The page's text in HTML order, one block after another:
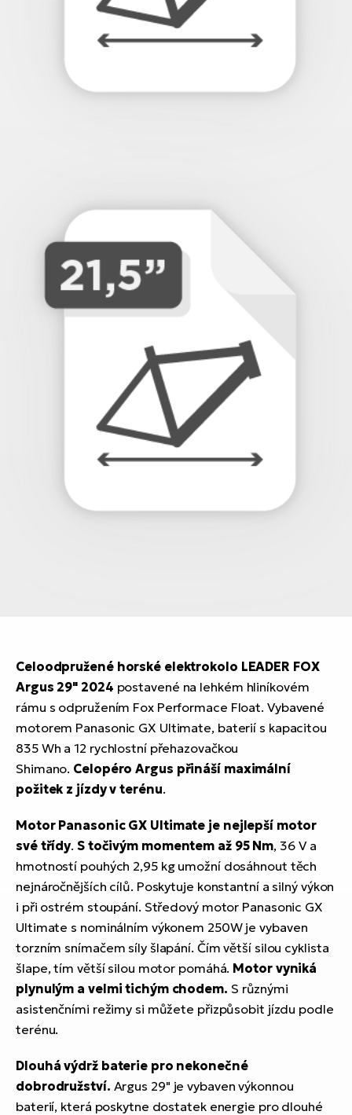
Celoodpružené horské elektrokolo LEADER FOX
Argus 29" 2024 postavené na lehkém hliníkovém
rámu s odpružením Fox Performace Float. Vybavené
motorem Panasonic GX Ultimate, baterií s kapacitou
835 Wh a 12 rychlostní přehazovačkou
Shimano. Celopéro Argus přináší maximální
požitek z jízdy v terénu.
Motor Panasonic GX Ultimate je nejlepší motor
své třídy. S točivým momentem až 95 Nm, 36 V a
hmotností pouhých 2,95 kg umožní dosáhnout těch
nejnáročnějších cílů. Poskytuje konstantní a silný výkon
i při ostrém stoupání. Středový motor Panasonic GX
Ultimate s nominálním výkonem 250W je vybaven
torzním snímačem síly šlapání. Čím větší silou cyklista
šlape, tím větší silou motor pomáhá. Motor vyniká
plynulým a velmi tichým chodem. S různými
asistenčními režimy si můžete přizpůsobit jízdu podle
terénu.
Dlouhá výdrž baterie pro nekonečné
dobrodružství. Argus 29" je vybaven výkonnou
baterií, která poskytne dostatek energie pro dlouhé